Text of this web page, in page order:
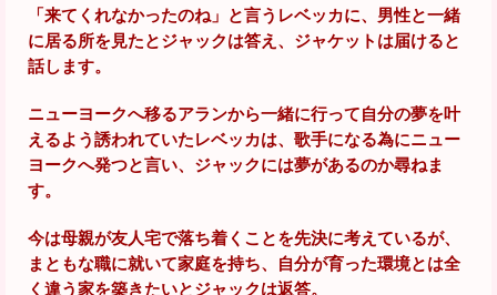
「来てくれなかったのね」と言うレベッカに、男性と一緒
に居る所を見たとジャックは答え、ジャケットは届けると
話します。
ニューヨークへ移るアランから一緒に行って自分の夢を叶
えるよう誘われていたレベッカは、歌手になる為にニュー
ヨークへ発つと言い、ジャックには夢があるのか尋ねま
す。
今は母親が友人宅で落ち着くことを先決に考えているが、
まともな職に就いて家庭を持ち、自分が育った環境とは全
く違う家を築きたいとジャックは返答。